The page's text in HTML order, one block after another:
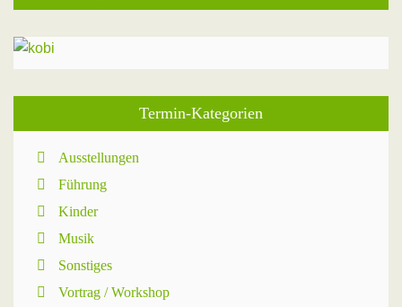
Termin-Kategorien
Ausstellungen
Führung
Kinder
Musik
Sonstiges
Vortrag / Workshop